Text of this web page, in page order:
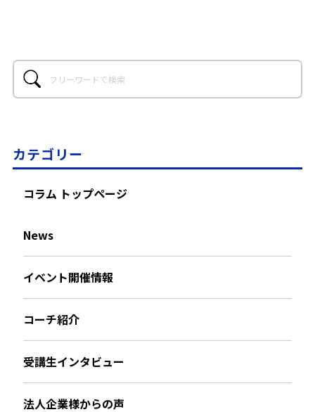
カテゴリー
コラム トップページ
News
イベント開催情報
コーチ紹介
受講生インタビュー
法人企業様からの声